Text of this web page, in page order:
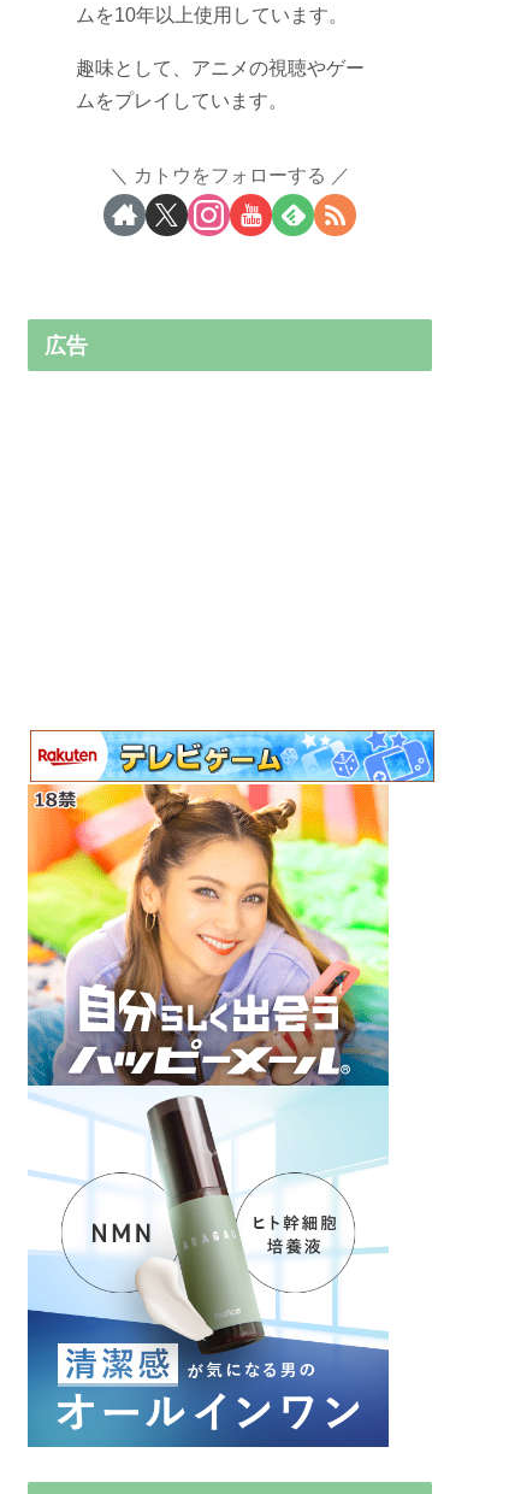
ムを10年以上使用しています。
趣味として、アニメの視聴やゲー
ムをプレイしています。
カトウをフォローする
広告